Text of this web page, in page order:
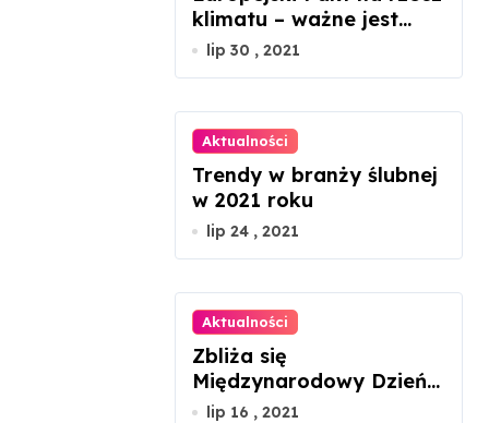
klimatu – ważne jest
zaangażowanie każdego
lip 30 , 2021
Aktualności
Trendy w branży ślubnej
w 2021 roku
lip 24 , 2021
Aktualności
Zbliża się
Międzynarodowy Dzień
Szachów
lip 16 , 2021